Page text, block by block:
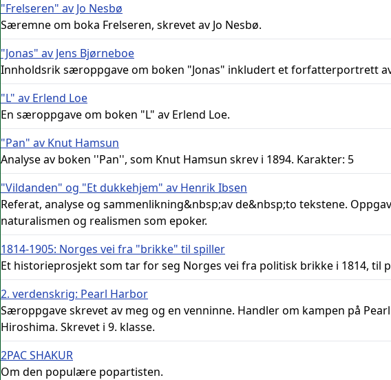
"Frelseren" av Jo Nesbø
Særemne om boka Frelseren, skrevet av Jo Nesbø.
"Jonas" av Jens Bjørneboe
Innholdsrik særoppgave om boken "Jonas" inkludert et forfatterportrett av
"L" av Erlend Loe
En særoppgave om boken "L" av Erlend Loe.
"Pan" av Knut Hamsun
Analyse av boken ''Pan'', som Knut Hamsun skrev i 1894. Karakter: 5
"Vildanden" og "Et dukkehjem" av Henrik Ibsen
Referat, analyse og sammenlikning&nbsp;av de&nbsp;to tekstene.
naturalismen og realismen som epoker.
1814-1905: Norges vei fra "brikke" til spiller
Et historieprosjekt som tar for seg Norges vei fra politisk brikke i 1814, til
2. verdenskrig: Pearl Harbor
Særoppgave skrevet av meg og en venninne. Handler om kampen på
Hiroshima. Skrevet i 9. klasse.
2PAC SHAKUR
Om den populære popartisten.